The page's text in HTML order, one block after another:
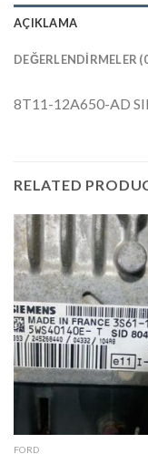
AÇIKLAMA
DEĞERLENDIRMELER
8T11-12A650-AD
RELATED
FORD